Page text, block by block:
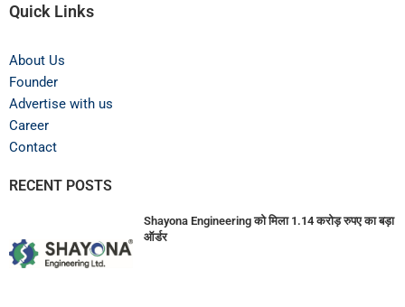
Quick Links
About Us
Founder
Advertise with us
Career
Contact
RECENT POSTS
Shayona Engineering को मिला 1.14 करोड़ रुपए का बड़ा
ऑर्डर